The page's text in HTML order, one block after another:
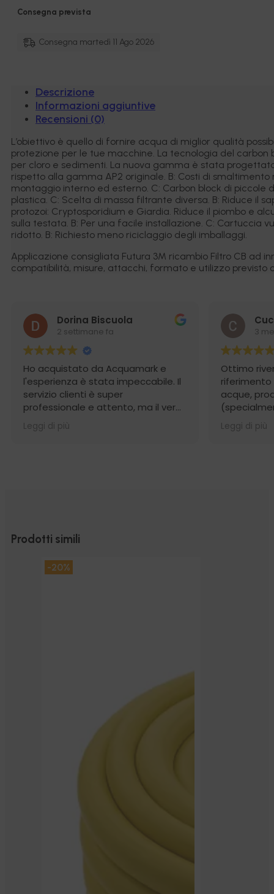
rapido
4.000lt.
2lt./min.
quantità
Consegna prevista
Consegna martedì 11 Ago 2026
Descrizione
Informazioni aggiuntive
Recensioni (0)
L’obiettivo è quello di fornire acqua di miglior qualità
protezione per le tue macchine. La tecnologia del
per cloro e sedimenti. La nuova gamma è stata
rispetto alla gamma AP2 originale. B: Costi di
montaggio interno ed esterno. C: Carbon block di piccole
plastica. C: Scelta di massa filtrante diversa. B: Riduce il
protozoi: Cryptosporidium e Giardia. Riduce il piombo e
sulla testata. B: Per una facile installazione. C: Cartuccia
ridotto. B: Richiesto meno riciclaggio degli imballaggi.
Applicazione consigliata Futura 3M ricambio Filtro CB ad
compatibilità, misure, attacchi, formato e utilizzo previsto
Dorina Biscuola
2 settimane fa
Ho acquistato da Acquamark e
l'esperienza è stata impeccabile. Il
servizio clienti è super
professionale e attento, ma il vero
punto di forza è stata la
spedizione: incredibilmente rapida
Leggi di più
3
Ottimo
acque,
osmosi) e
Leggi di più
Prodotti simili
-20%
-20%
-20%
-20%
-20%
-30%
-30%
-30%
-20%
-20%